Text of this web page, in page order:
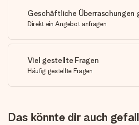
Geschäftliche Überraschungen
Direkt ein Angebot anfragen
Viel gestellte Fragen
Häufig gestellte Fragen
Das könnte dir auch